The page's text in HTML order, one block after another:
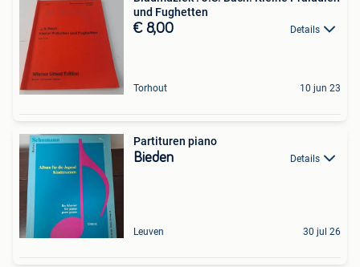
und Fughetten
€ 8,00 Details
Torhout 10 jun 23
Partituren piano
Bieden Details
Leuven 30 jul 26